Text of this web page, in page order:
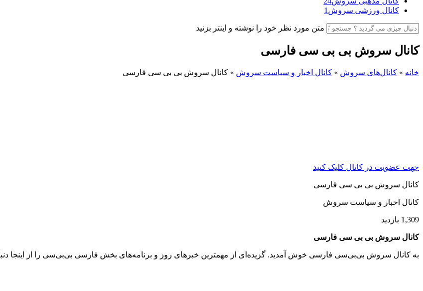
کانال ورزشی سروش 1
متن مورد نظر خود را نوشته و اینتر بزنید
کانال سروش بی بی سی فارسی
خانه » کانال‌های سروش » کانال اخبار و سیاست سروش » کانال سروش بی بی سی فارسی
جهت عضویت در کانال کلیک کنید
کانال سروش بی بی سی فارسی
کانال اخبار و سیاست سروش
1,309 بازدید
کانال سروش بی بی سی فارسی
به کانال سروش بی‌بی‌سی فارسى خوش آمدید. گزیده‌ای از مهمترین خبرهای روز و برنامه‌های بخش فارسی بی‌بی‌سی را از اینجا